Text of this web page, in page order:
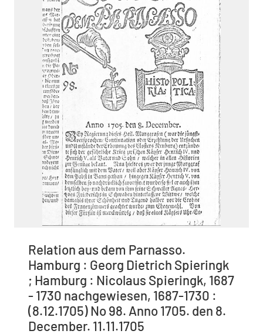
Relation aus dem Parnasso.
Hamburg : Georg Dietrich Spieringk
; Hamburg : Nicolaus Spieringk, 1687
- 1730 nachgewiesen, 1687-1730 :
(8.12.1705) No 98. Anno 1705. den 8.
December. 11.11.1705